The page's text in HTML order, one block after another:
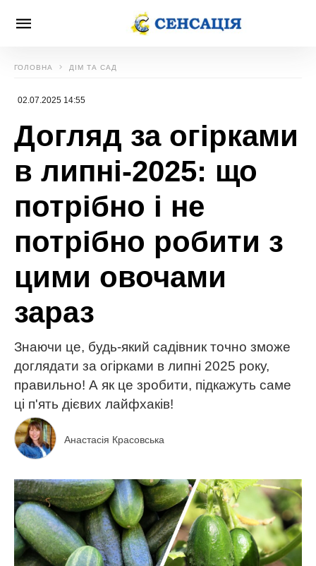
ГОЛОВНА ДІМ ТА САД
02.07.2025 14:55
Догляд за огірками
в липні-2025: що
потрібно і не
потрібно робити з
цими овочами
зараз
Знаючи це, будь-який садівник точно зможе
доглядати за огірками в липні 2025 року,
правильно! А як це зробити, підкажуть саме
ці п'ять дієвих лайфхаків!
Анастасія Красовська